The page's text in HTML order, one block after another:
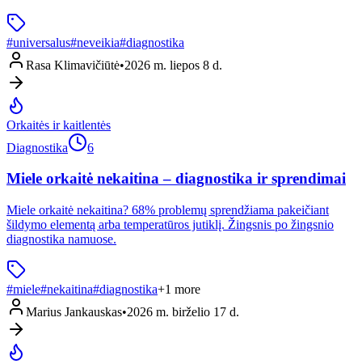
#universalus#neveikia#diagnostika
Rasa Klimavičiūtė•2026 m. liepos 8 d.
Orkaitės ir kaitlentės
Diagnostika
6
Miele orkaitė nekaitina – diagnostika ir sprendimai
Miele orkaitė nekaitina? 68% problemų sprendžiama pakeičiant
šildymo elementą arba temperatūros jutiklį. Žingsnis po žingsnio
diagnostika namuose.
#miele#nekaitina#diagnostika+1 more
Marius Jankauskas•2026 m. birželio 17 d.